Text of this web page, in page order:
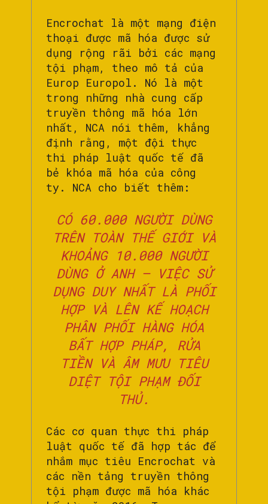
Encrochat là một mạng điện
thoại được mã hóa được sử
dụng rộng rãi bởi các mạng
tội phạm, theo mô tả của
Europ Europol. Nó là một
trong những nhà cung cấp
truyền thông mã hóa lớn
nhất, NCA nói thêm, khẳng
định rằng, một đội thực
thi pháp luật quốc tế đã
bẻ khóa mã hóa của công
ty. NCA cho biết thêm:
CÓ 60.000 NGƯỜI DÙNG
TRÊN TOÀN THẾ GIỚI VÀ
KHOẢNG 10.000 NGƯỜI
DÙNG Ở ANH – VIỆC SỬ
DỤNG DUY NHẤT LÀ PHỐI
HỢP VÀ LÊN KẾ HOẠCH
PHÂN PHỐI HÀNG HÓA
BẤT HỢP PHÁP, RỬA
TIỀN VÀ ÂM MƯU TIÊU
DIỆT TỘI PHẠM ĐỐI
THỦ.
Các cơ quan thực thi pháp
luật quốc tế đã hợp tác để
nhắm mục tiêu Encrochat và
các nền tảng truyền thông
tội phạm được mã hóa khác